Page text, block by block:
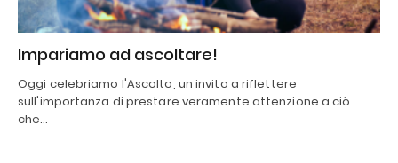
Impariamo ad ascoltare!
Oggi celebriamo l'Ascolto, un invito a riflettere
sull'importanza di prestare veramente attenzione a ciò
che…